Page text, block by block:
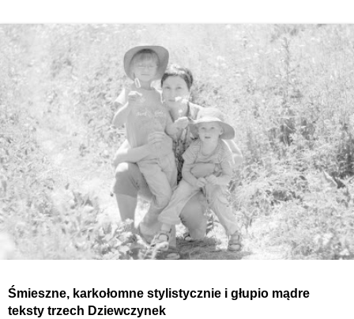
Śmieszne, karkołomne stylistycznie i głupio mądre
teksty trzech Dziewczynek